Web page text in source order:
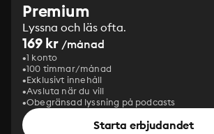
Premium
Lyssna och läs ofta.
169 kr /månad
1 konto
100 timmar/månad
Exklusivt innehåll
Avsluta när du vill
Obegränsad lyssning på podcasts
Starta erbjudandet